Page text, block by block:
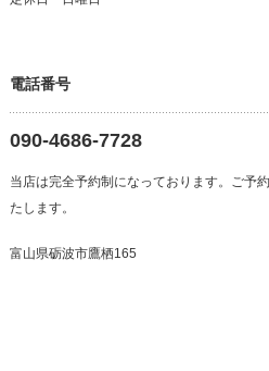
電話番号
090-4686-7728
当店は完全予約制になっております。ご予
たします。
富山県砺波市鷹栖165